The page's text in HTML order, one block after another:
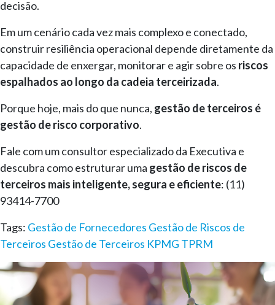
decisão.
Em um cenário cada vez mais complexo e conectado,
construir resiliência operacional depende diretamente da
capacidade de enxergar, monitorar e agir sobre os riscos
espalhados ao longo da cadeia terceirizada.
Porque hoje, mais do que nunca, gestão de terceiros é
gestão de risco corporativo.
Fale com um consultor especializado da Executiva e
descubra como estruturar uma gestão de riscos de
terceiros mais inteligente, segura e eficiente: (11)
93414-7700
Tags: Gestão de Fornecedores Gestão de Riscos de
Terceiros Gestão de Terceiros KPMG TPRM